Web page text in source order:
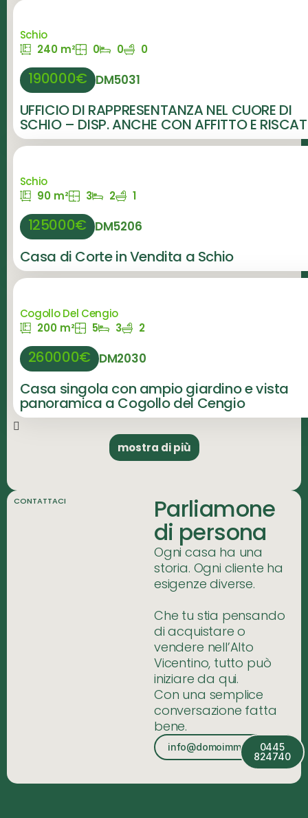
Schio
240 m²
0 0 0
190000€ DM5031
UFFICIO DI RAPPRESENTANZA NEL CUORE DI
SCHIO – DISP. ANCHE CON AFFITTO E
Schio
90 m²
3 2 1
125000€ DM5206
Casa di Corte in Vendita a Schio
Cogollo Del Cengio
200 m²
5 3 2
260000€ DM2030
Casa singola con ampio giardino e vista
panoramica a Cogollo del Cengio
mostra di più
CONTATTACI Parliamone
di persona
Ogni casa ha una
storia. Ogni cliente ha
esigenze diverse.
Che tu stia pensando
di acquistare o
vendere nell’Alto
Vicentino, tutto può
iniziare da qui.
Con una semplice
conversazione fatta
bene.
info@domoimmobiliare.it
0445
824740